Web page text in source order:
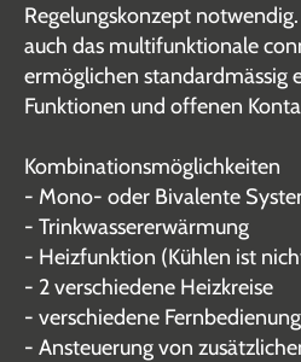
Regelungskonzept
auch das multifunktionale
ermöglichen standardmässig
Funktionen und offenen
Kombinationsmöglichkeiten
- Mono- oder Bivalente
- Trinkwassererwärmung
- Heizfunktion (Kühlen ist
- 2 verschiedene Heizkreise
- verschiedene
- Ansteuerung von